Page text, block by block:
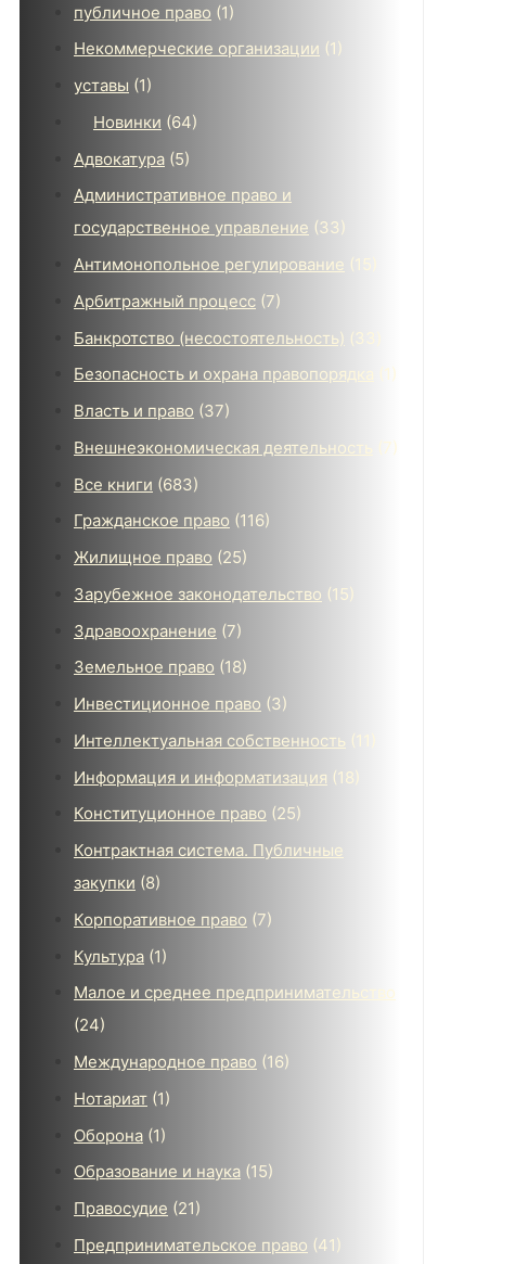
публичное право (1)
Некоммерческие организации (1)
уставы (1)
Новинки (64)
Адвокатура (5)
Административное право и
государственное управление (33)
Антимонопольное регулирование (15)
Арбитражный процесс (7)
Банкротство (несостоятельность) (33)
Безопасность и охрана правопорядка
(1)
Власть и право (37)
Внешнеэкономическая деятельность
(7)
Все книги (683)
Гражданское право (116)
Жилищное право (25)
Зарубежное законодательство (15)
Здравоохранение (7)
Земельное право (18)
Инвестиционное право (3)
Интеллектуальная собственность (11)
Информация и информатизация (18)
Конституционное право (25)
Контрактная система. Публичные
закупки (8)
Корпоративное право (7)
Культура (1)
Малое и среднее предпринимательство
(24)
Международное право (16)
Нотариат (1)
Оборона (1)
Образование и наука (15)
Правосудие (21)
Предпринимательское право (41)